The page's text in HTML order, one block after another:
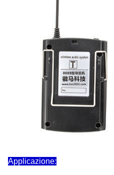
Applicazione: